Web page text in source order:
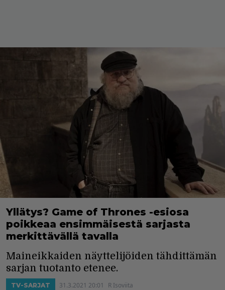
Yllätys? Game of Thrones -esiosa
poikkeaa ensimmäisestä sarjasta
merkittävällä tavalla
Maineikkaiden näyttelijöiden tähdittämän
sarjan tuotanto etenee.
TV-SARJAT 31.3.2021 20:01 R Isoviita